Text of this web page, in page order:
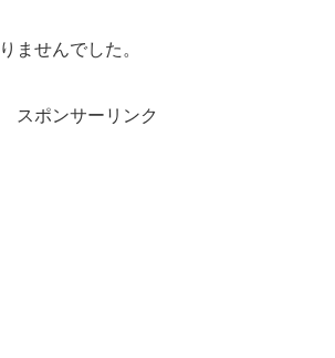
ませんでした。
スポンサーリンク